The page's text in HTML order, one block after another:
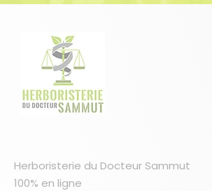
Herboristerie du Docteur Sammut
100% en ligne